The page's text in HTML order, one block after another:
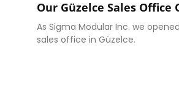
Our Güzelce Sales Office
As Sigma Modular Inc. we
sales office in Güzelce.